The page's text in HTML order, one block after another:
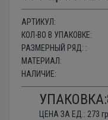
АРТИКУЛ:
КОЛ-ВО В УПАКОВКЕ:
РАЗМЕРНЫЙ РЯД: :
МАТЕРИАЛ:
НАЛИЧИЕ:
УПАКОВКА:
ЦЕНА ЗА ЕД.: 273